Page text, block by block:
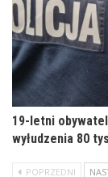
19-letni
wyłudzenia 80
POPRZEDNI